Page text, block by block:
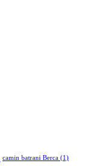
camin batrani Berca (1)